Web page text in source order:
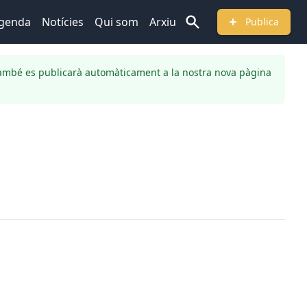
Notícies Qui som Arxiu Publica
es publicarà automàticament a la nostra nova pàgina